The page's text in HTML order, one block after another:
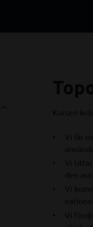
Kursen
Vi lär
Vi tittar
den
Vi
Vi